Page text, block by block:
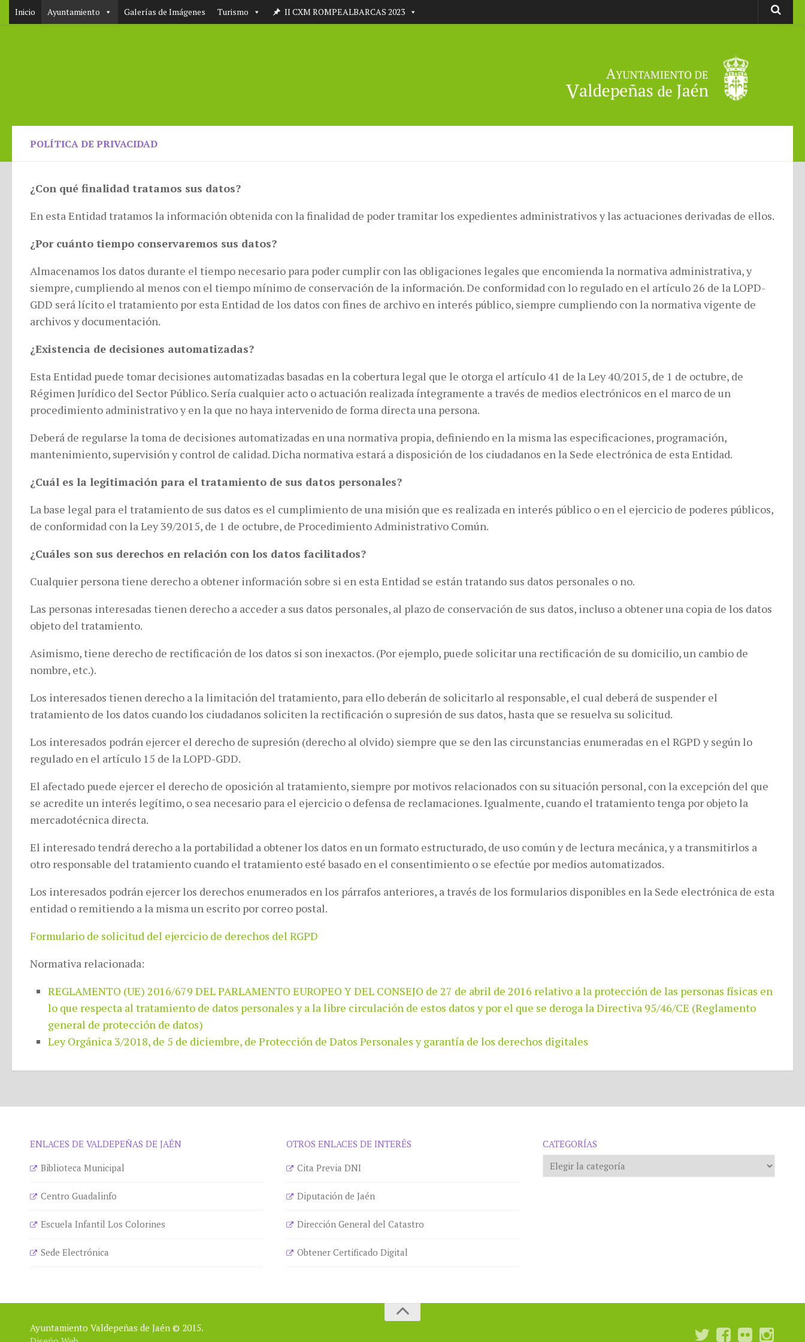
Inicio Ayuntamiento Galerías de Imágenes Turismo II CXM ROMPEALBARCAS 2023
POLÍTICA DE PRIVACIDAD
¿Con qué finalidad tratamos sus datos?
En esta Entidad tratamos la información obtenida con la finalidad de poder tramitar los expedientes administrativos y las actuaciones derivadas de ellos.
¿Por cuánto tiempo conservaremos sus datos?
Almacenamos los datos durante el tiempo necesario para poder cumplir con las obligaciones legales que encomienda la normativa administrativa, y
siempre, cumpliendo al menos con el tiempo mínimo de conservación de la información. De conformidad con lo regulado en el artículo 26 de la LOPD-
GDD será lícito el tratamiento por esta Entidad de los datos con fines de archivo en interés público, siempre cumpliendo con la normativa vigente de
archivos y documentación.
¿Existencia de decisiones automatizadas?
Esta Entidad puede tomar decisiones automatizadas basadas en la cobertura legal que le otorga el artículo 41 de la Ley 40/2015, de 1 de octubre, de
Régimen Jurídico del Sector Público. Sería cualquier acto o actuación realizada íntegramente a través de medios electrónicos en el marco de un
procedimiento administrativo y en la que no haya intervenido de forma directa una persona.
Deberá de regularse la toma de decisiones automatizadas en una normativa propia, definiendo en la misma las especificaciones, programación,
mantenimiento, supervisión y control de calidad. Dicha normativa estará a disposición de los ciudadanos en la Sede electrónica de esta Entidad.
¿Cuál es la legitimación para el tratamiento de sus datos personales?
La base legal para el tratamiento de sus datos es el cumplimiento de una misión que es realizada en interés público o en el ejercicio de poderes públicos,
de conformidad con la Ley 39/2015, de 1 de octubre, de Procedimiento Administrativo Común.
¿Cuáles son sus derechos en relación con los datos facilitados?
Cualquier persona tiene derecho a obtener información sobre si en esta Entidad se están tratando sus datos personales o no.
Las personas interesadas tienen derecho a acceder a sus datos personales, al plazo de conservación de sus datos, incluso a obtener una copia de los datos
objeto del tratamiento.
Asimismo, tiene derecho de rectificación de los datos si son inexactos. (Por ejemplo, puede solicitar una rectificación de su domicilio, un cambio de
nombre, etc.).
Los interesados tienen derecho a la limitación del tratamiento, para ello deberán de solicitarlo al responsable, el cual deberá de suspender el
tratamiento de los datos cuando los ciudadanos soliciten la rectificación o supresión de sus datos, hasta que se resuelva su solicitud.
Los interesados podrán ejercer el derecho de supresión (derecho al olvido) siempre que se den las circunstancias enumeradas en el RGPD y según lo
regulado en el artículo 15 de la LOPD-GDD.
El afectado puede ejercer el derecho de oposición al tratamiento, siempre por motivos relacionados con su situación personal, con la excepción del que
se acredite un interés legítimo, o sea necesario para el ejercicio o defensa de reclamaciones. Igualmente, cuando el tratamiento tenga por objeto la
mercadotécnica directa.
El interesado tendrá derecho a la portabilidad a obtener los datos en un formato estructurado, de uso común y de lectura mecánica, y a transmitirlos a
otro responsable del tratamiento cuando el tratamiento esté basado en el consentimiento o se efectúe por medios automatizados.
Los interesados podrán ejercer los derechos enumerados en los párrafos anteriores, a través de los formularios disponibles en la Sede electrónica de esta
entidad o remitiendo a la misma un escrito por correo postal.
Formulario de solicitud del ejercicio de derechos del RGPD
Normativa relacionada:
REGLAMENTO (UE) 2016/679 DEL PARLAMENTO EUROPEO Y DEL CONSEJO de 27 de abril de 2016 relativo a la protección de las personas físicas en
lo que respecta al tratamiento de datos personales y a la libre circulación de estos datos y por el que se deroga la Directiva 95/46/CE (Reglamento
general de protección de datos)
Ley Orgánica 3/2018, de 5 de diciembre, de Protección de Datos Personales y garantía de los derechos digitales
ENLACES DE VALDEPEÑAS DE JAÉN
Biblioteca Municipal
Centro Guadalinfo
Escuela Infantil Los Colorines
Sede Electrónica
OTROS ENLACES DE INTERÉS
Cita Previa DNI
Diputación de Jaén
Dirección General del Catastro
Obtener Certificado Digital
CATEGORÍAS
Categorías
Ayuntamiento Valdepeñas de Jaén © 2015.